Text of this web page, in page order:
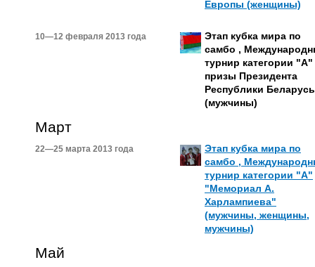
Европы (женщины)
10—12 февраля 2013 года
Этап кубка мира по
самбо ,
турнир категории "А"
призы Президента
Республики Беларусь
(мужчины)
Март
22—25 марта 2013 года
Этап кубка мира по
самбо ,
турнир категории "А"
"Мемориал А.
Харлампиева"
(мужчины, женщины,
мужчины)
Май